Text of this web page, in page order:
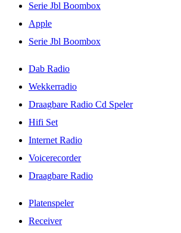
Serie Jbl Boombox
Apple
Serie Jbl Boombox
Dab Radio
Wekkerradio
Draagbare Radio Cd Speler
Hifi Set
Internet Radio
Voicerecorder
Draagbare Radio
Platenspeler
Receiver